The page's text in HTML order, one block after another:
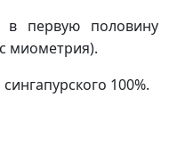
первую половину
миометрия).
100%.